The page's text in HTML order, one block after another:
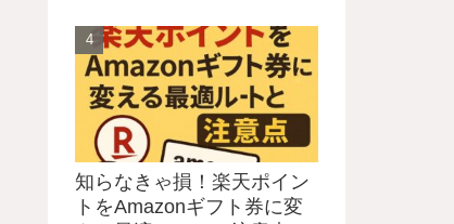
知らなきゃ損！楽天ポイン
トをAmazonギフト券に変